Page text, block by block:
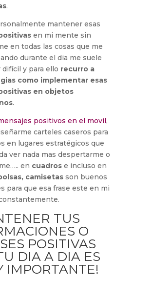
.
mantener esas
en mi mente sin
en todas las cosas que me
durante el dia me suele
difícil y para ello recurro a
como implementar esas
en objetos
.
positivos en el movil,
carteles caseros para
en lugares estratégicos que
ver nada mas despertarme o
en cuadrose incluso en
camisetasson buenos
para que esa frase este en mi
TUS
O
POSITIVAS
DIA A DIA ES
IMPORTANTE!